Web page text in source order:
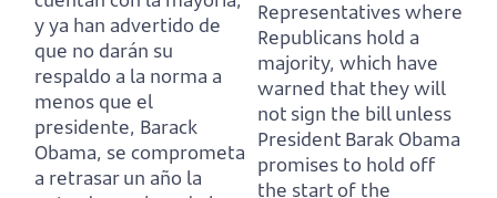
y ya han advertido de
que no darán su
respaldo a la norma a
menos que el
presidente, Barack
Obama, se comprometa
a retrasar un año la
Representatives where
Republicans hold a
majority, which have
warned that they will
not sign the bill unless
President Barak Obama
promises to hold off
the start of the